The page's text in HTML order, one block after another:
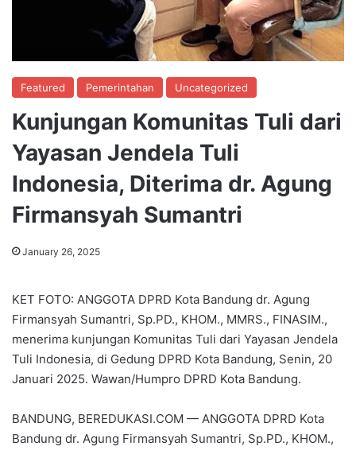
Featured Pemerintahan Uncategorized
Kunjungan Komunitas Tuli dari
Yayasan Jendela Tuli
Indonesia, Diterima dr. Agung
Firmansyah Sumantri
January 26, 2025
KET FOTO: ANGGOTA DPRD Kota Bandung dr. Agung
Firmansyah Sumantri, Sp.PD., KHOM., MMRS., FINASIM.,
menerima kunjungan Komunitas Tuli dari Yayasan Jendela
Tuli Indonesia, di Gedung DPRD Kota Bandung, Senin, 20
Januari 2025. Wawan/Humpro DPRD Kota Bandung.
BANDUNG, BEREDUKASI.COM — ANGGOTA DPRD Kota
Bandung dr. Agung Firmansyah Sumantri, Sp.PD., KHOM.,